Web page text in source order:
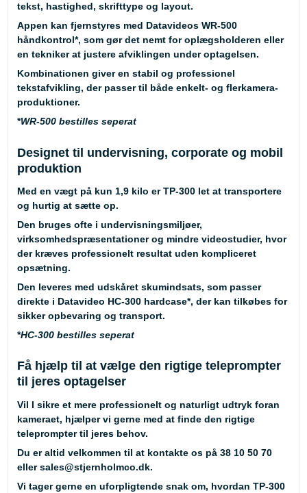
tekst, hastighed, skrifttype og layout.
Appen kan fjernstyres med Datavideos WR-500
håndkontrol*, som gør det nemt for oplægsholderen eller
en tekniker at justere afviklingen under optagelsen.
Kombinationen giver en stabil og professionel
tekstafvikling, der passer til både enkelt- og flerkamera-
produktioner.
*WR-500 bestilles seperat
Designet til undervisning, corporate og mobil
produktion
Med en vægt på kun 1,9 kilo er TP-300 let at transportere
og hurtig at sætte op.
Den bruges ofte i undervisningsmiljøer,
virksomhedspræsentationer og mindre videostudier, hvor
der kræves professionelt resultat uden kompliceret
opsætning.
Den leveres med udskåret skumindsats, som passer
direkte i Datavideo HC-300 hardcase*, der kan tilkøbes for
sikker opbevaring og transport.
*HC-300 bestilles seperat
Få hjælp til at vælge den rigtige teleprompter
til jeres optagelser
Vil I sikre et mere professionelt og naturligt udtryk foran
kameraet, hjælper vi gerne med at finde den rigtige
teleprompter til jeres behov.
Du er altid velkommen til at kontakte os på 38 10 50 70
ellersales@stjernholmco.dk.
Vi tager gerne en uforpligtende snak om, hvordan TP-300